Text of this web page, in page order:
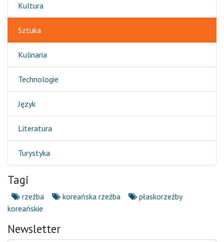
Kultura
Sztuka
Kulinaria
Technologie
Język
Literatura
Turystyka
Tagi
rzeźba koreańska rzeźba
płaskorzeźby
koreańskie
Newsletter